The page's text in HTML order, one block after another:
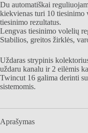
Du automatiškai
kiekvienas turi 10 tiesinimo
tiesinimo rezultatus.
Lengvas tiesinimo volelių
Stabilios, greitos žirklės,
Uždaras strypinis
uždaru kanalu ir 2 eilėmis
Twincut 16 galima derinti
sistemomis.
Aprašymas